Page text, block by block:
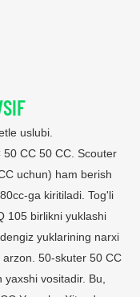
uslubi.
CC 50 CC. Scouter
uchun) ham berish
ga kiritiladi. Tog'li
105 birlikni yuklashi
yuklarining narxi
50-skuter 50 CC
vositadir. Bu,